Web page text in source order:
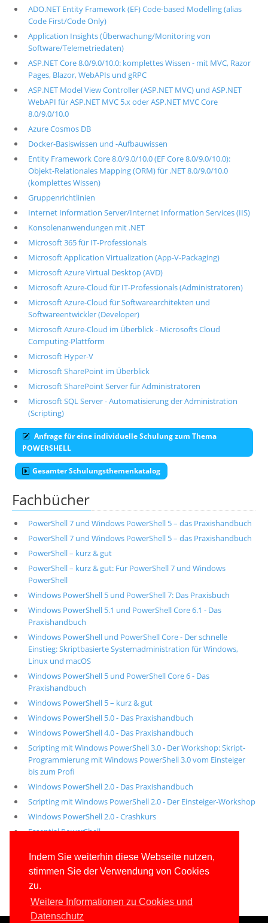
Indem Sie weiterhin diese Webseite nutzen,
stimmen Sie der Verwendung von Cookies
zu.
Weitere Informationen zu Cookies und
Datenschutz
ADO.NET Entity Framework (EF) Code-based Modelling (alias
Code First/Code Only)
Application Insights (Überwachung/Monitoring von
Software/Telemetriedaten)
ASP.NET Core 8.0/9.0/10.0: komplettes Wissen - mit MVC, Razor
Pages, Blazor, WebAPIs und gRPC
ASP.NET Model View Controller (ASP.NET MVC) und ASP.NET
WebAPI für ASP.NET MVC 5.x oder ASP.NET MVC Core
8.0/9.0/10.0
Azure Cosmos DB
Docker-Basiswissen und -Aufbauwissen
Entity Framework Core 8.0/9.0/10.0 (EF Core 8.0/9.0/10.0):
Objekt-Relationales Mapping (ORM) für .NET 8.0/9.0/10.0
(komplettes Wissen)
Gruppenrichtlinien
Internet Information Server/Internet Information Services (IIS)
Konsolenanwendungen mit .NET
Microsoft 365 für IT-Professionals
Microsoft Application Virtualization (App-V-Packaging)
Microsoft Azure Virtual Desktop (AVD)
Microsoft Azure-Cloud für IT-Professionals (Administratoren)
Microsoft Azure-Cloud für Softwarearchitekten und
Softwareentwickler (Developer)
Microsoft Azure-Cloud im Überblick - Microsofts Cloud
Computing-Plattform
Microsoft Hyper-V
Microsoft SharePoint im Überblick
Microsoft SharePoint Server für Administratoren
Microsoft SQL Server - Automatisierung der Administration
(Scripting)
Anfrage für eine individuelle Schulung zum Thema
POWERSHELL
Gesamter Schulungsthemenkatalog
Fachbücher
PowerShell 7 und Windows PowerShell 5 – das Praxishandbuch
PowerShell 7 und Windows PowerShell 5 – das Praxishandbuch
PowerShell – kurz & gut
PowerShell – kurz & gut: Für PowerShell 7 und Windows
PowerShell
Windows PowerShell 5 und PowerShell 7: Das Praxisbuch
Windows PowerShell 5.1 und PowerShell Core 6.1 - Das
Praxishandbuch
Windows PowerShell und PowerShell Core - Der schnelle
Einstieg: Skriptbasierte Systemadministration für Windows,
Linux und macOS
Windows PowerShell 5 und PowerShell Core 6 - Das
Praxishandbuch
Windows PowerShell 5 – kurz & gut
Windows PowerShell 5.0 - Das Praxishandbuch
Windows PowerShell 4.0 - Das Praxishandbuch
Scripting mit Windows PowerShell 3.0 - Der Workshop: Skript-
Programmierung mit Windows PowerShell 3.0 vom Einsteiger
bis zum Profi
Windows PowerShell 2.0 - Das Praxishandbuch
Scripting mit Windows PowerShell 2.0 - Der Einsteiger-Workshop
Windows PowerShell 2.0 - Crashkurs
Essential PowerShell
Alle unsere aktuellen Fachbücher
E-Book-Abo für ab 99 Euro im Jahr